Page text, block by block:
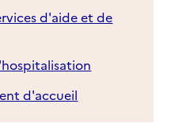
d'aide et de
d'accueil